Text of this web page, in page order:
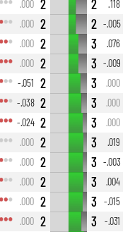
.000 2 2
.118
.000 2 2 -.005
.000 2 3
.076
.000 2 3 -.009
-.051 2 3
.000
-.038 2 3
.000
-.024 2 3
.000
.000 2 3
.019
.000 2 3 -.003
.000 2 3
.004
.000 2 3
-.015
.000 2 3
-.031